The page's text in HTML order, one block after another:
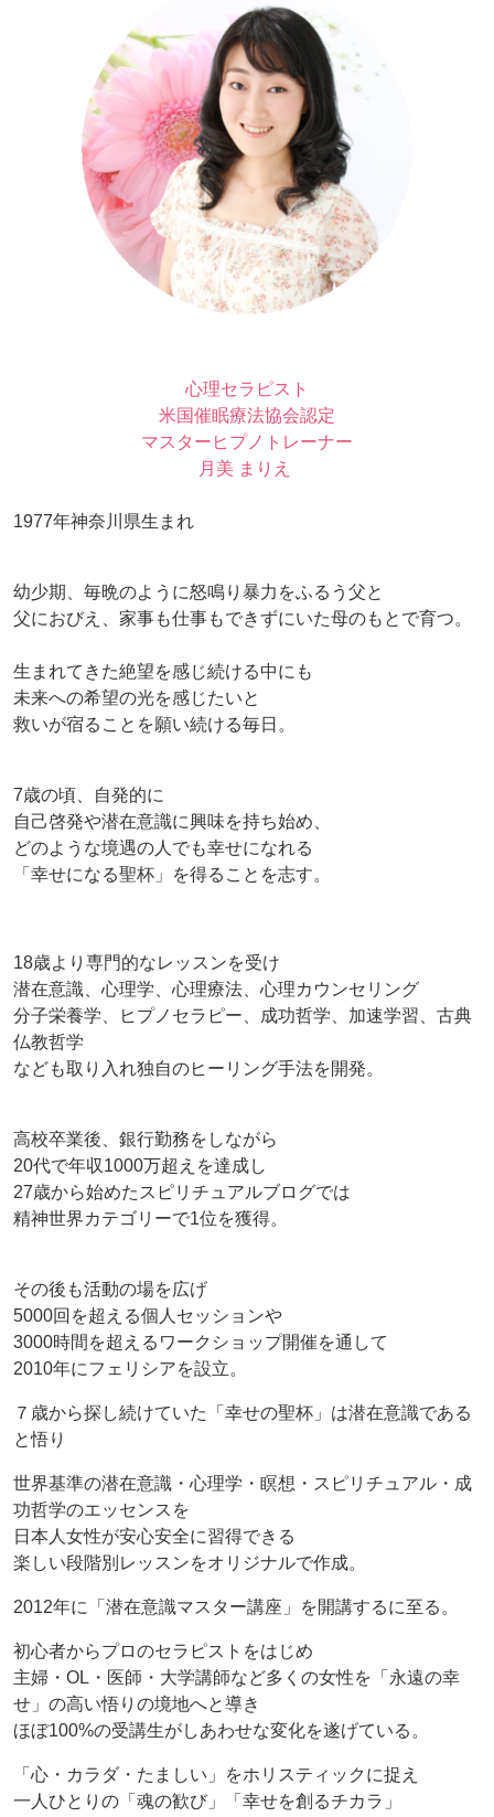
心理セラピスト
米国催眠療法協会認定
マスターヒプノトレーナー
月美 まりえ
1977年神奈川県生まれ
幼少期、毎晩のように怒鳴り暴力をふるう父と
父におびえ、家事も仕事もできずにいた母のもとで育つ。
生まれてきた絶望を感じ続ける中にも
未来への希望の光を感じたいと
救いが宿ることを願い続ける毎日。
7歳の頃、自発的に
自己啓発や潜在意識に興味を持ち始め、
どのような境遇の人でも幸せになれる
「幸せになる聖杯」を得ることを志す。
18歳より専門的なレッスンを受け
潜在意識、心理学、心理療法、心理カウンセリング
分子栄養学、ヒプノセラピー、成功哲学、加速学習、古典
仏教哲学
なども取り入れ独自のヒーリング手法を開発。
高校卒業後、銀行勤務をしながら
20代で年収1000万超えを達成し
27歳から始めたスピリチュアルブログでは
精神世界カテゴリーで1位を獲得。
その後も活動の場を広げ
5000回を超える個人セッションや
3000時間を超えるワークショップ開催を通して
2010年にフェリシアを設立。
７歳から探し続けていた「幸せの聖杯」は潜在意識である
と悟り
世界基準の潜在意識・心理学・瞑想・スピリチュアル・成
功哲学のエッセンスを
日本人女性が安心安全に習得できる
楽しい段階別レッスンをオリジナルで作成。
2012年に「潜在意識マスター講座」を開講するに至る。
初心者からプロのセラピストをはじめ
主婦・OL・医師・大学講師など多くの女性を「永遠の幸
せ」の高い悟りの境地へと導き
ほぼ100%の受講生がしあわせな変化を遂げている。
「心・カラダ・たましい」をホリスティックに捉え
一人ひとりの「魂の歓び」「幸せを創るチカラ」